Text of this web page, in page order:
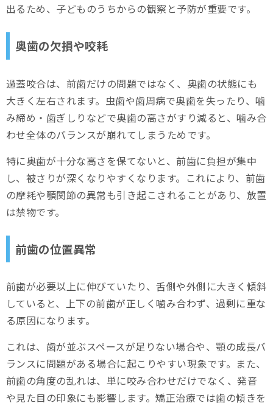
出るため、子どものうちからの観察と予防が重要です。
奥歯の欠損や咬耗
過蓋咬合は、前歯だけの問題ではなく、奥歯の状態にも
大きく左右されます。虫歯や歯周病で奥歯を失ったり、噛
み締め・歯ぎしりなどで奥歯の高さがすり減ると、噛み合
わせ全体のバランスが崩れてしまうためです。
特に奥歯が十分な高さを保てないと、前歯に負担が集中
し、被さりが深くなりやすくなります。これにより、前歯
の摩耗や顎関節の異常も引き起こされることがあり、放置
は禁物です。
前歯の位置異常
前歯が必要以上に伸びていたり、舌側や外側に大きく傾斜
していると、上下の前歯が正しく噛み合わず、過剰に重な
る原因になります。
これは、歯が並ぶスペースが足りない場合や、顎の成長バ
ランスに問題がある場合に起こりやすい現象です。また、
前歯の角度の乱れは、単に咬み合わせだけでなく、発音
や見た目の印象にも影響します。矯正治療では歯の傾きを